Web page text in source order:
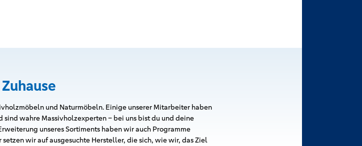
und Naturmöbeln. Einige unserer Mitarbeiter haben
sind wahre Massivholzexperten – bei uns bist du und deine
unseres Sortiments haben wir auch Programme
wir auf ausgesuchte Hersteller, die sich, wie wir, das Ziel